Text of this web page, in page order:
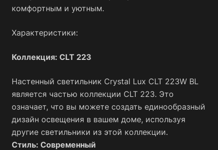
комфортным и уютным.
Характеристики:
Коллекция: CLT 223
Настенный светильник Crystal Lux CLT 223W BL
является частью коллекции CLT 223. Это
означает, что вы можете создать единообразный
дизайн освещения в вашем доме, используя
другие светильники из этой коллекции.
Стиль: Современный